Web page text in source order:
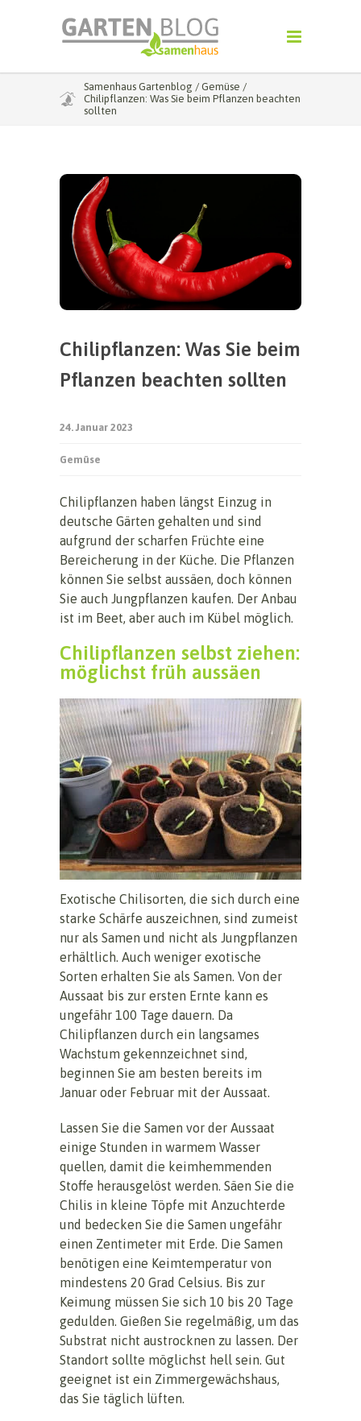
Samenhaus Gartenblog / Gemüse /
Chilipflanzen: Was Sie beim Pflanzen beachten
sollten
Chilipflanzen: Was Sie beim
Pflanzen beachten sollten
24. Januar 2023
Gemüse
Chilipflanzen haben längst Einzug in
deutsche Gärten gehalten und sind
aufgrund der scharfen Früchte eine
Bereicherung in der Küche. Die Pflanzen
können Sie selbst aussäen, doch können
Sie auch Jungpflanzen kaufen. Der Anbau
ist im Beet, aber auch im Kübel möglich.
Chilipflanzen selbst ziehen:
möglichst früh aussäen
Exotische Chilisorten, die sich durch eine
starke Schärfe auszeichnen, sind zumeist
nur als Samen und nicht als Jungpflanzen
erhältlich. Auch weniger exotische
Sorten erhalten Sie als Samen. Von der
Aussaat bis zur ersten Ernte kann es
ungefähr 100 Tage dauern. Da
Chilipflanzen durch ein langsames
Wachstum gekennzeichnet sind,
beginnen Sie am besten bereits im
Januar oder Februar mit der Aussaat.
Lassen Sie die Samen vor der Aussaat
einige Stunden in warmem Wasser
quellen, damit die keimhemmenden
Stoffe herausgelöst werden. Säen Sie die
Chilis in kleine Töpfe mit Anzuchterde
und bedecken Sie die Samen ungefähr
einen Zentimeter mit Erde. Die Samen
benötigen eine Keimtemperatur von
mindestens 20 Grad Celsius. Bis zur
Keimung müssen Sie sich 10 bis 20 Tage
gedulden. Gießen Sie regelmäßig, um das
Substrat nicht austrocknen zu lassen. Der
Standort sollte möglichst hell sein. Gut
geeignet ist ein Zimmergewächshaus,
das Sie täglich lüften.